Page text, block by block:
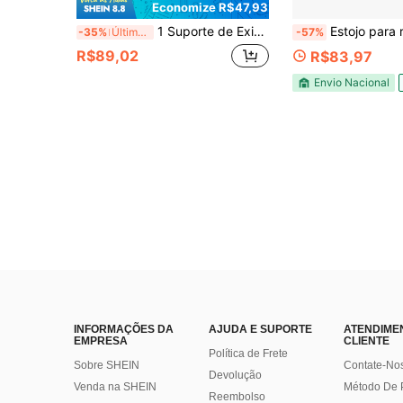
Economize R$47,93
-35% Últimos 2 dias 1 Suporte de Exibição de Joias em Couro PU, Compartimentado para Armazenamento de Colares e Brincos de Joias, Armazenamento de Colares, Brincos e Anéis, Prateleira de Armazenamento de Joias, Bandeja de Armazenamento, Suporte de Exibição de Anéis e Brincos, Balcão de Exibição de Joias, Suporte de Exibição de Loja
R$89,02
-57% Estojo para relógio/caixa de
R$83,97
Envio Nacional
INFORMAÇÕES DA
EMPRESA
Sobre SHEIN
Venda na SHEIN
AJUDA E SUPORTE
Política de Frete
Devolução
Reembolso
CLIENTE
Contate-
Método De